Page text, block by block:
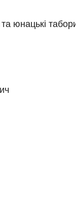
та юнацькі